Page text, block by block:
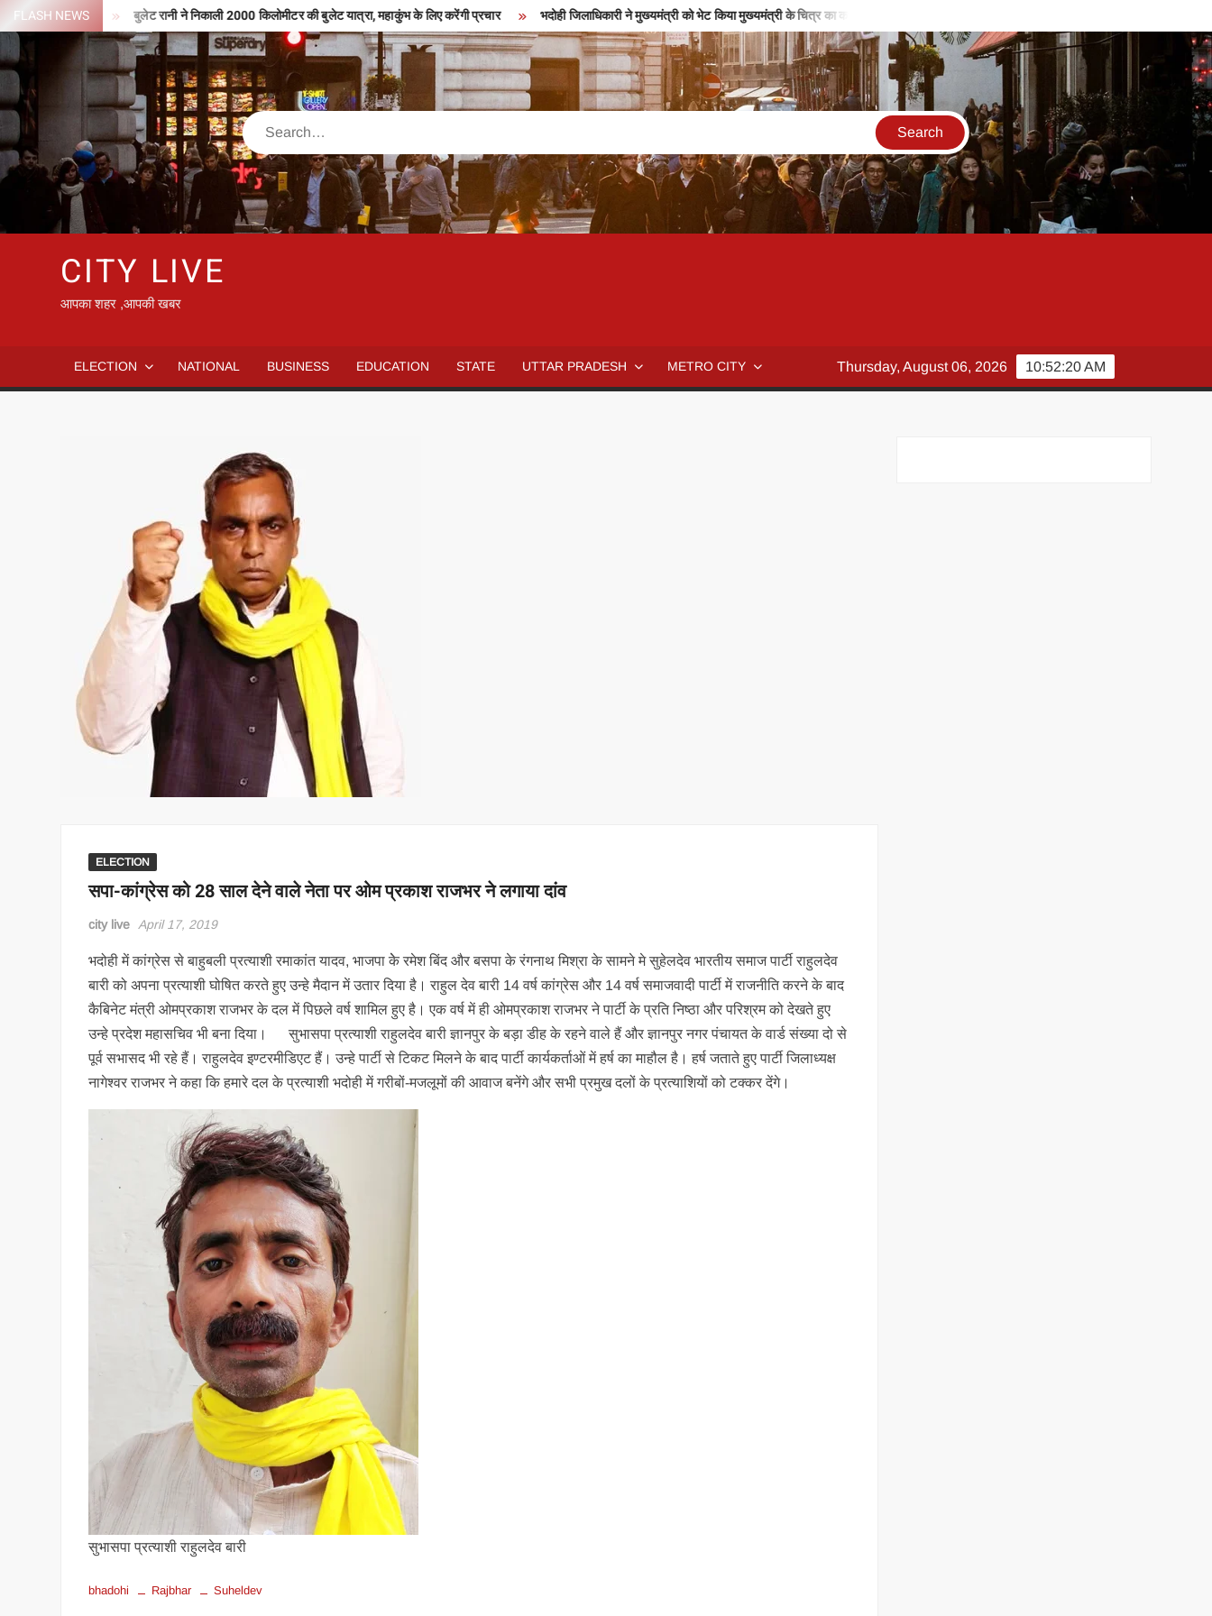
Skip
to
content
FLASH NEWS
127 करोड़ बुलेट रानी ने निकाली 2000 किलोमीटर की बुलेट यात्रा, महाकुंभ के लिए करेंगी प्रचार भदोही जिलाधिकारी ने मुख्यमंत्री को भेट किया मुख्यमंत्री के चित्र का कालीन
Search
CITY LIVE
आपका शहर ,आपकी खबर
ELECTION NATIONAL BUSINESS EDUCATION STATE UTTAR PRADESH METRO CITY 10:52:21 AM
Thursday, August 06, 2026
ELECTION
सपा-कांग्रेस को 28 साल देने वाले नेता पर ओम प्रकाश राजभर ने लगाया दांव
city live April 17, 2019
भदोही में कांग्रेस से बाहुबली प्रत्‍याशी रमाकांत यादव, भाजपा केे रमेश बिंद और बसपा के रंगनाथ मिश्रा के सामने मे सुहेलदेव भारतीय समाज पार्टी राहुलदेव
बारी को अपना प्रत्‍याशी घोषित करते हुए उन्‍हे मैदान में उतार दिया है। राहुल देव बारी 14 वर्ष कांग्रेस और 14 वर्ष समाजवादी पार्टी में राजनीति करने के बाद
कैबिनेट मंत्री ओमप्रकाश राजभर के दल में पिछले वर्ष शामिल हुए है। एक वर्ष में ही ओमप्रकाश राजभर ने पार्टी के प्रति निष्‍ठा और परिश्रम को देखते हुए
उन्‍हे प्रदेश महासचिव भी बना दिया। सुभासपा प्रत्‍याशी राहुलदेव बारी ज्ञानपुर के बड़ा डीह के रहने वाले हैं और ज्ञानपुर नगर पंचायत के वार्ड संख्‍या दो से
पूर्व सभासद भी रहे हैं। राहुलदेव इण्‍टरमीडिएट हैं। उन्‍हे पार्टी से टिकट मिलने के बाद पार्टी कार्यकर्ताओं में हर्ष का माहौल है। हर्ष जताते हुए पार्टी जिलाध्‍यक्ष
नागेश्‍वर राजभर ने कहा कि हमारे दल के प्रत्‍याशी भदोही में गरीबों-मजलूमों की आवाज बनेंगे और सभी प्रमुख दलों के प्रत्‍याशियों को टक्‍कर देंगे।
सुभासपा प्रत्‍याशी राहुलदेव बारी
bhadohi Rajbhar Suheldev